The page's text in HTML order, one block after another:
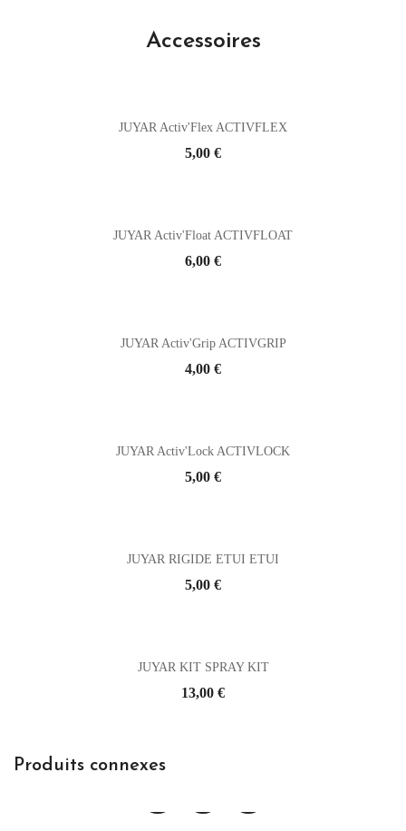
Accessoires
JUYAR Activ'Flex ACTIVFLEX
Prix
5,00 €
JUYAR Activ'Float ACTIVFLOAT
Prix
6,00 €
JUYAR Activ'Grip ACTIVGRIP
Prix
4,00 €
JUYAR Activ'Lock ACTIVLOCK
Prix
5,00 €
JUYAR RIGIDE ETUI ETUI
Prix
5,00 €
JUYAR KIT SPRAY KIT
Prix
13,00 €
Produits connexes